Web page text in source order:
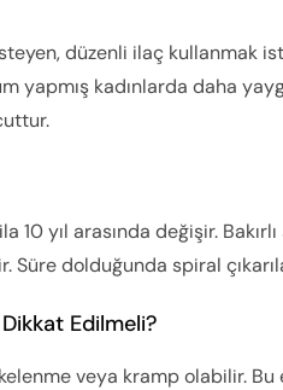
düzenli ilaç kullanmak
yapmış kadınlarda daha
10 yıl arasında değişir.
Süre dolduğunda spiral
Edilmeli?
veya kramp olabilir.